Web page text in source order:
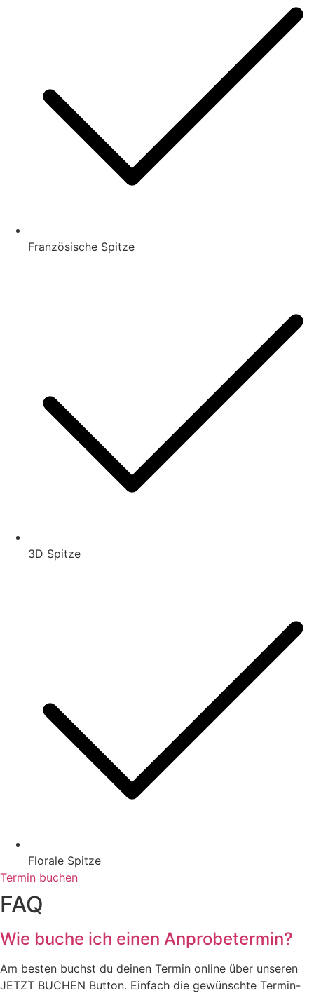
Französische Spitze
3D Spitze
Florale Spitze
Termin buchen
FAQ
Wie buche ich einen Anprobetermin?
Am besten buchst du deinen Termin online über unseren
JETZT BUCHEN Button. Einfach die gewünschte Termin-